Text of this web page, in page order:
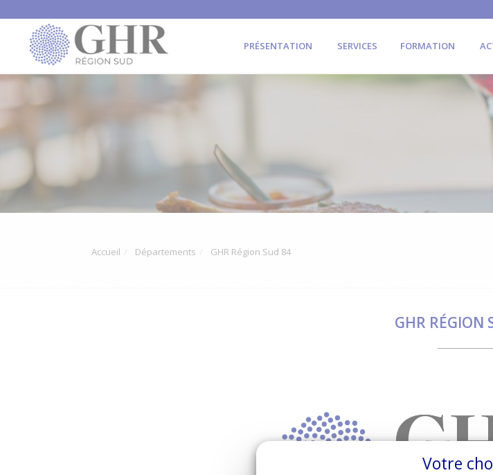
PRÉSENTATION SERVICES FORMATION
Accueil Départements GHR Région Sud 84
GHR RÉGION
Votre